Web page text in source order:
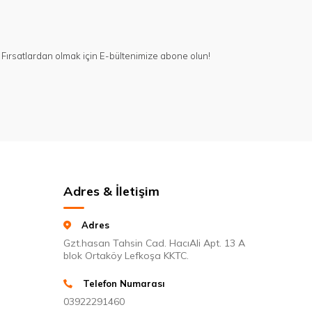
olmak için E-bültenimize abone olun!
Adres & İletişim
Adres
Gzt.hasan Tahsin Cad. HacıAli Apt. 13 A
blok Ortaköy Lefkoşa KKTC.
Telefon Numarası
03922291460